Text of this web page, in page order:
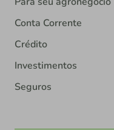
Conta Corrente
Crédito
Investimentos
Seguros